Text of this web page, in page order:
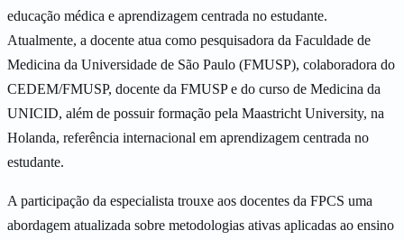
educação médica e aprendizagem centrada no estudante.
Atualmente, a docente atua como pesquisadora da Faculdade de
Medicina da Universidade de São Paulo (FMUSP), colaboradora do
CEDEM/FMUSP, docente da FMUSP e do curso de Medicina da
UNICID, além de possuir formação pela Maastricht University, na
Holanda, referência internacional em aprendizagem centrada no
estudante.
A participação da especialista trouxe aos docentes da FPCS uma
abordagem atualizada sobre metodologias ativas aplicadas ao ensino